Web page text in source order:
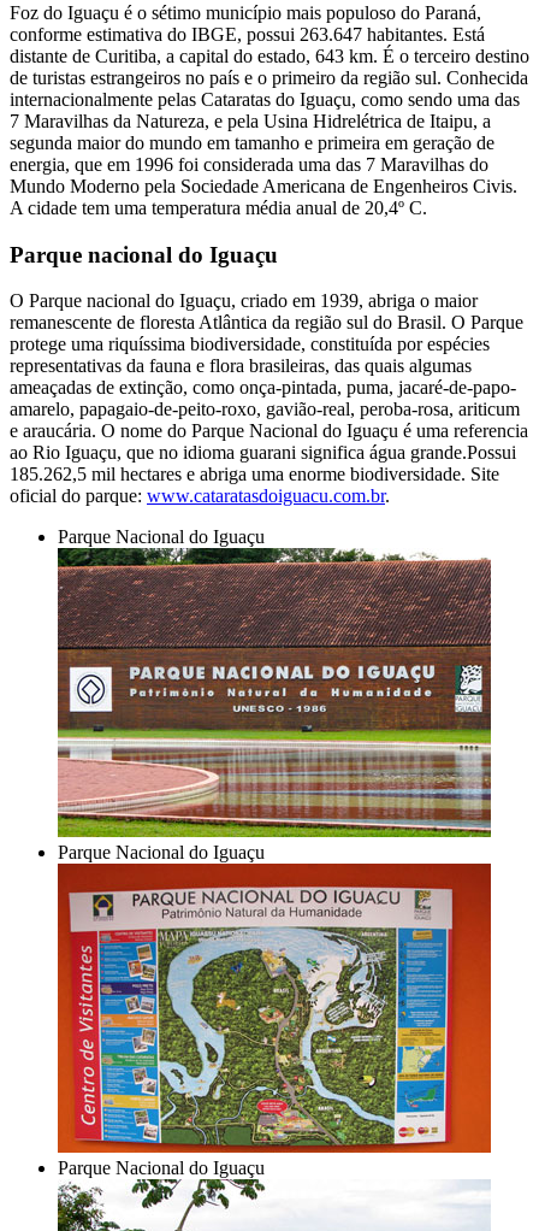
Foz do Iguaçu é o sétimo município mais populoso do Paraná,
conforme estimativa do IBGE, possui 263.647 habitantes. Está
distante de Curitiba, a capital do estado, 643 km. É o terceiro destino
de turistas estrangeiros no país e o primeiro da região sul. Conhecida
internacionalmente pelas Cataratas do Iguaçu, como sendo uma das
7 Maravilhas da Natureza, e pela Usina Hidrelétrica de Itaipu, a
segunda maior do mundo em tamanho e primeira em geração de
energia, que em 1996 foi considerada uma das 7 Maravilhas do
Mundo Moderno pela Sociedade Americana de Engenheiros Civis.
A cidade tem uma temperatura média anual de 20,4º C.
Parque nacional do Iguaçu
O Parque nacional do Iguaçu, criado em 1939, abriga o maior
remanescente de floresta Atlântica da região sul do Brasil. O Parque
protege uma riquíssima biodiversidade, constituída por espécies
representativas da fauna e flora brasileiras, das quais algumas
ameaçadas de extinção, como onça-pintada, puma, jacaré-de-papo-
amarelo, papagaio-de-peito-roxo, gavião-real, peroba-rosa, ariticum
e araucária. O nome do Parque Nacional do Iguaçu é uma referencia
ao Rio Iguaçu, que no idioma guarani significa água grande.Possui
185.262,5 mil hectares e abriga uma enorme biodiversidade. Site
oficial do parque: www.cataratasdoiguacu.com.br.
Parque Nacional do Iguaçu
Parque Nacional do Iguaçu
Parque Nacional do Iguaçu